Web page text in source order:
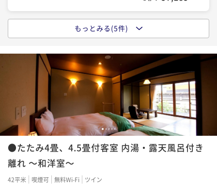
★当館人気プラン★露天風呂・内湯付離れ客室に泊ま
ン♪
現地決済可 事前決済可
IN 15:00 - 17:30 OUT11:00
ポイント即利用で最大5％OFF
¥60,300~
2名 ¥ 57,285 ~
■オンラインカード決済限定プラン■特選黒毛和牛
「しゃぶしゃぶ」プラン！
事前決済可
もっとみる(5件)
1 2345
●たたみ4畳、4.5畳付客室 内湯・露天風呂付き
離れ ～和洋室～
42平米 喫煙可 無料Wi-Fi ツイン